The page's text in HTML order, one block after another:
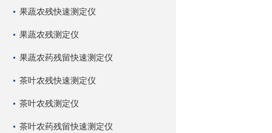
果蔬农残快速测定仪
果蔬农残测定仪
果蔬农药残留快速测定仪
茶叶农残快速测定仪
茶叶农残测定仪
茶叶农药残留快速测定仪